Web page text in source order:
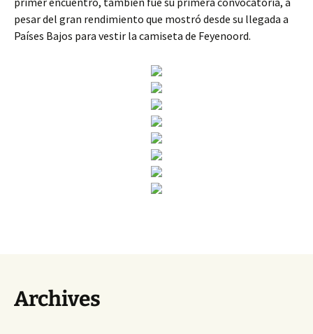
pesar del gran rendimiento que mostró desde su llegada a
Países Bajos para vestir la camiseta de Feyenoord.
Archives